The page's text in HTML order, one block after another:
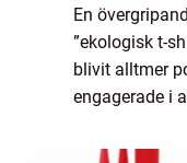
En
”ekologisk t-
blivit alltmer
engagerade i